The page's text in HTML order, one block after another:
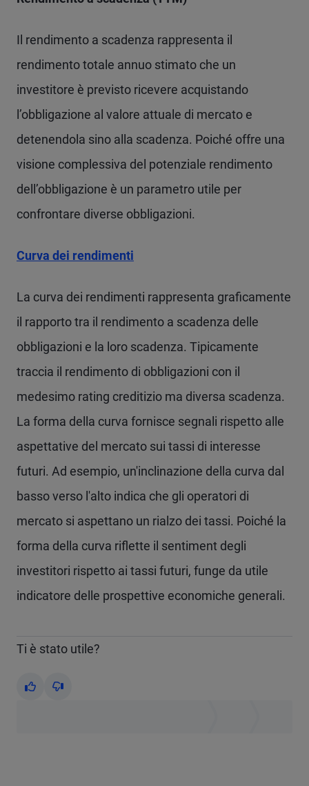
Il rendimento a scadenza rappresenta il
rendimento totale annuo stimato che un
investitore è previsto ricevere acquistando
l’obbligazione al valore attuale di mercato e
detenendola sino alla scadenza. Poiché offre una
visione complessiva del potenziale rendimento
dell’obbligazione è un parametro utile per
confrontare diverse obbligazioni.
Curva dei rendimenti
La curva dei rendimenti rappresenta graficamente
il rapporto tra il rendimento a scadenza delle
obbligazioni e la loro scadenza. Tipicamente
traccia il rendimento di obbligazioni con il
medesimo rating creditizio ma diversa scadenza.
La forma della curva fornisce segnali rispetto alle
aspettative del mercato sui tassi di interesse
futuri. Ad esempio, un'inclinazione della curva dal
basso verso l'alto indica che gli operatori di
mercato si aspettano un rialzo dei tassi. Poiché la
forma della curva riflette il sentiment degli
investitori rispetto ai tassi futuri, funge da utile
indicatore delle prospettive economiche generali.
Ti è stato utile?
Yes No